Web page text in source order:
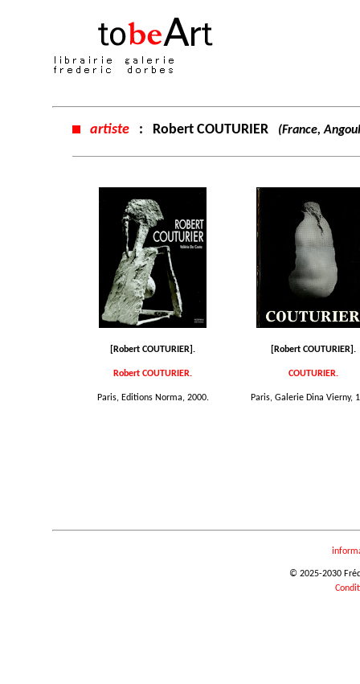
artiste : Robert COUTURIER (France,
[Robert COUTURIER].
Robert COUTURIER.
Paris, Editions Norma, 2000.
[Robert COUTURIER].
COUTURIER.
Paris, Galerie Dina Vierny,
© 2025-2030